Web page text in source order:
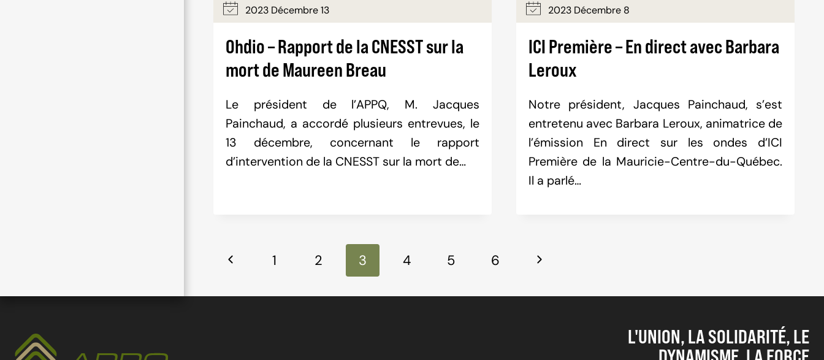
2023 Décembre 13
Ohdio – Rapport de la CNESST sur la
mort de Maureen Breau
Le président de l’APPQ, M. Jacques
Painchaud, a accordé plusieurs entrevues, le
13 décembre, concernant le rapport
d’intervention de la CNESST sur la mort de…
2023 Décembre 8
ICI Première – En direct avec Barbara
Leroux
Notre président, Jacques Painchaud, s’est
entretenu avec Barbara Leroux, animatrice de
l’émission En direct sur les ondes d’ICI
Première de la Mauricie-Centre-du-Québec.
Il a parlé…
Navigation
Previous
1 2 3 4 5 6
Next
L'UNION, LA SOLIDARITÉ, LE